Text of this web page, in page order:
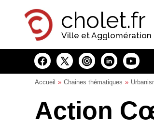
cholet.fr
Ville et Agglomération
Accueil Chaines thématiques
Action